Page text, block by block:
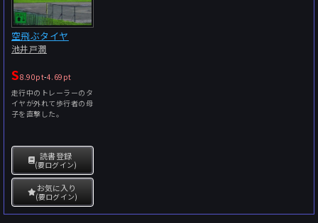
空飛ぶタイヤ
池井戸潤
S8.90pt-4.69pt
走行中のトレーラーのタ
イヤが外れて歩行者の母
子を直撃した。
読書登録
(要ログイン)
お気に入り
(要ログイン)